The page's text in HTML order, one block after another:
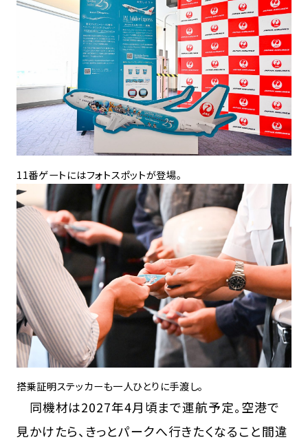
11番ゲートにはフォトスポットが登場。
搭乗証明ステッカーも一人ひとりに手渡し。
同機材は2027年4月頃まで運航予定。空港で
見かけたら、きっとパークへ行きたくなること間違